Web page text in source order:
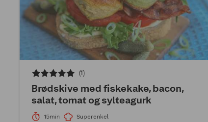
(1)
Brødskive med fiskekake, bacon,
salat, tomat og sylteagurk
15min Superenkel